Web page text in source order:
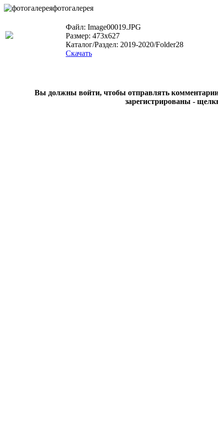
фотогалерея
Файл: Image00019.JPG
Размер: 473x627
Каталог/Раздел: 2019-2020/Folder28
Скачать
Вы должны войти, чтобы отправлять комментарии
зарегистрированы -